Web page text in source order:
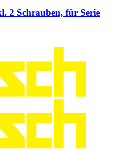
2 Schrauben, für Serie